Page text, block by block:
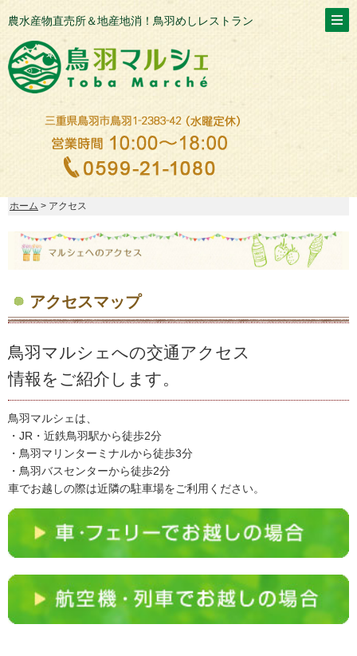
農水産物直売所＆地産地消！鳥羽めしレストラン
ホーム > アクセス
アクセスマップ
鳥羽マルシェへの交通アクセス
情報をご紹介します。
鳥羽マルシェは、
・JR・近鉄鳥羽駅から徒歩2分
・鳥羽マリンターミナルから徒歩3分
・鳥羽バスセンターから徒歩2分
車でお越しの際は近隣の駐車場をご利用ください。